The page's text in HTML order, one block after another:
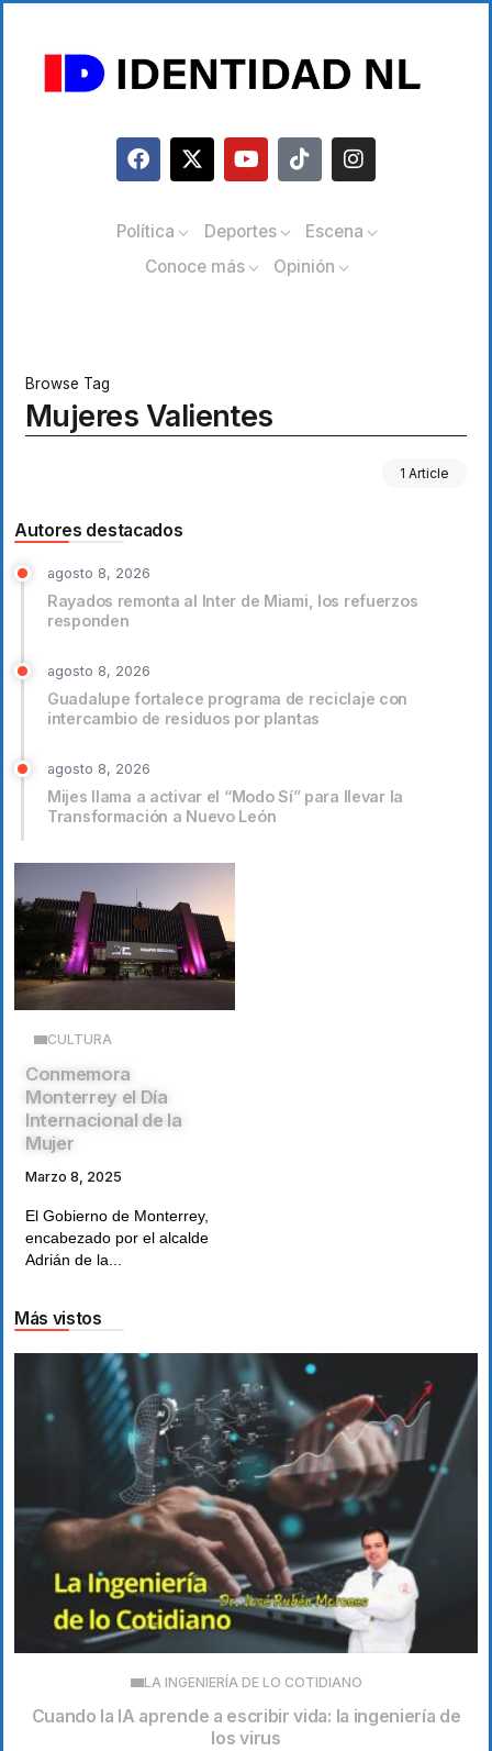
Política Deportes
Escena
Conoce más
Opinión
Browse Tag
Mujeres Valientes
1 Article
Autores destacados
agosto 8, 2026
Rayados remonta al Inter de Miami, los refuerzos
responden
agosto 8, 2026
Guadalupe fortalece programa de reciclaje con
intercambio de residuos por plantas
agosto 8, 2026
Mijes llama a activar el “Modo Sí” para llevar la
Transformación a Nuevo León
CULTURA
Conmemora
Monterrey el Día
Internacional de la
Mujer
Marzo 8, 2025
El Gobierno de Monterrey,
encabezado por el alcalde
Adrián de la...
Más vistos
LA INGENIERÍA DE LO COTIDIANO
Cuando la IA aprende a escribir vida: la ingeniería de
los virus